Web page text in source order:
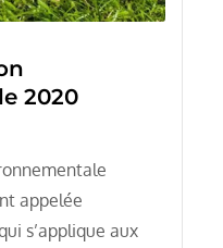
2020
appelée
s’applique aux